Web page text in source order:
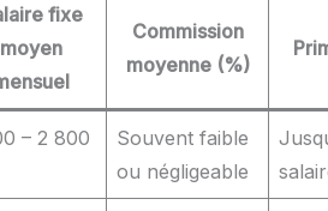
fixe
moyen
Commission
moyenne (%)
– 2 800
Souvent faible
ou négligeable